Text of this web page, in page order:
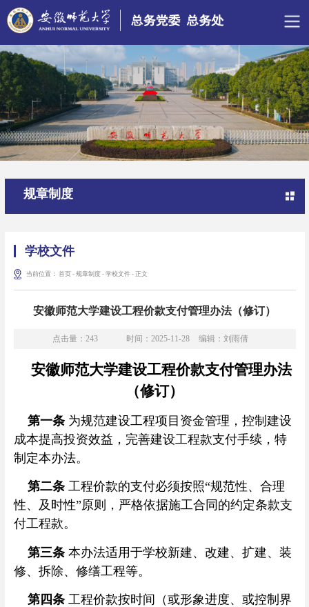
规章制度
学校文件
当前位置： 首页 - 规章制度 - 学校文件 - 正文
安徽师范大学建设工程价款支付管理办法（修订）
点击量： 243 时间：2025-11-28 编辑：刘雨倩
安徽师范大学建设工程价款支付管理办法
（修订）
第一条 为规范建设工程项目资金管理，控制建设
成本提高投资效益，完善建设工程款支付手续，特
制定本办法。
第二条 工程价款的支付必须按照“规范性、合理
性、及时性”原则，严格依据施工合同的约定条款支
付工程款。
第三条 本办法适用于学校新建、改建、扩建、装
修、拆除、修缮工程等。
第四条 工程价款按时间（或形象进度、或控制界